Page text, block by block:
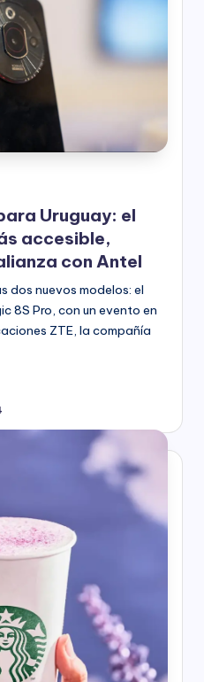
Uruguay: el
accesible,
con Antel
dos nuevos modelos: el
8S Pro, con un evento en
ZTE, la compañía